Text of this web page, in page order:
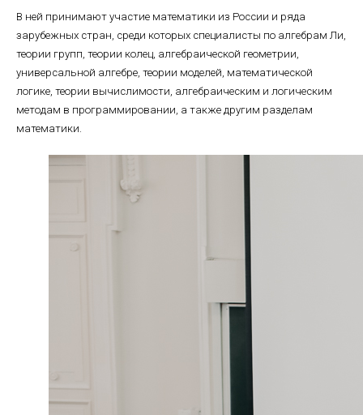
В ней принимают участие математики из России и ряда
зарубежных стран, среди которых специалисты по алгебрам Ли,
теории групп, теории колец, алгебраической геометрии,
универсальной алгебре, теории моделей, математической
логике, теории вычислимости, алгебраическим и логическим
методам в программировании, а также другим разделам
математики.